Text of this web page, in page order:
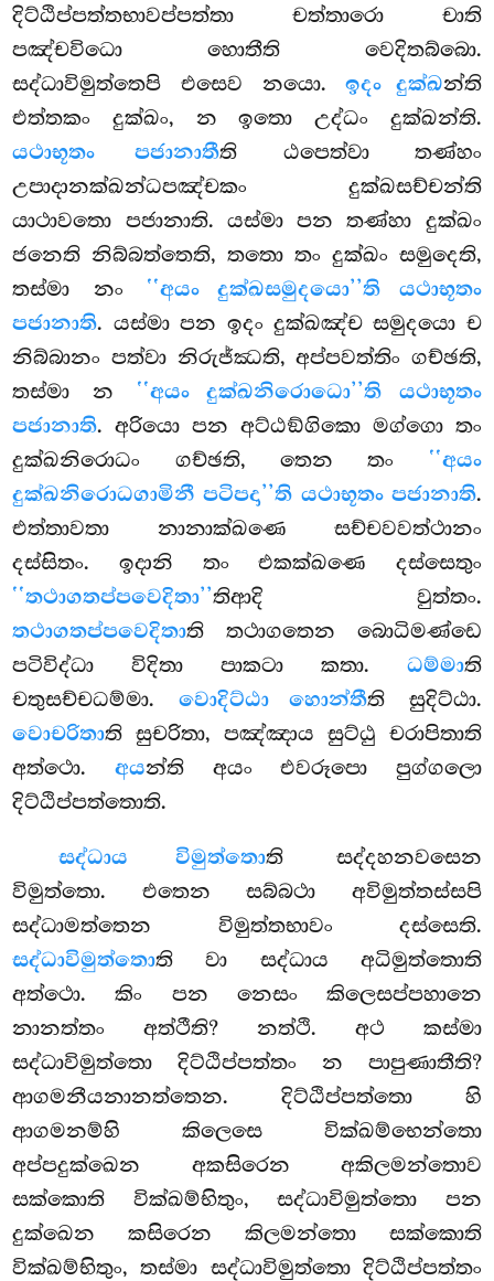
දිට්ඨිප්පත්තභාවප්පත්තා චත්තාරො චාති
පඤ්චවිධො හොතීති වෙදිතබ්බො.
සද්ධාවිමුත්තෙපි එසෙව නයො.ඉදං දුක්ඛන්ති
එත්තකං දුක්ඛං, න ඉතො උද්ධං දුක්ඛන්ති.
යථාභූතං පජානාතීති ඨපෙත්වා තණ්හං
උපාදානක්ඛන්ධපඤ්චකං දුක්ඛසච්චන්ති
යාථාවතො පජානාති. යස්මා පන තණ්හා දුක්ඛං
ජනෙති නිබ්බත්තෙති, තතො තං දුක්ඛං සමුදෙති,
තස්මා නං ‘‘අයං දුක්ඛසමුදයො’’ති යථාභූතං
පජානාති. යස්මා පන ඉදං දුක්ඛඤ්ච සමුදයො ච
නිබ්බානං පත්වා නිරුජ්ඣති, අප්පවත්තිං ගච්ඡති,
තස්මා න ‘‘අයං දුක්ඛනිරොධො’’ති යථාභූතං
පජානාති. අරියො පන අට්ඨඞ්ගිකො මග්ගො තං
දුක්ඛනිරොධං ගච්ඡති, තෙන තං ‘‘අයං
දුක්ඛනිරොධගාමිනී පටිපදා’’ති යථාභූතං පජානාති.
එත්තාවතා නානාක්ඛණෙ සච්චවවත්ථානං
දස්සිතං. ඉදානි තං එකක්ඛණෙ දස්සෙතුං
‘‘තථාගතප්පවෙදිතා’’තිආදි වුත්තං.
තථාගතප්පවෙදිතාති තථාගතෙන බොධිමණ්ඩෙ
පටිවිද්ධා විදිතා පාකටා කතා. ධම්මාති
චතුසච්චධම්මා.වොදිට්ඨා හොන්තීති සුදිට්ඨා.
වොචරිතාති සුචරිතා, පඤ්ඤාය සුට්ඨු චරාපිතාති
අත්ථො. අයන්ති අයං එවරූපො පුග්ගලො
දිට්ඨිප්පත්තොති.
සද්ධාය විමුත්තොති සද්දහනවසෙන
විමුත්තො. එතෙන සබ්බථා අවිමුත්තස්සපි
සද්ධාමත්තෙන විමුත්තභාවං දස්සෙති.
සද්ධාවිමුත්තොති වා සද්ධාය අධිමුත්තොති
අත්ථො. කිං පන නෙසං කිලෙසප්පහානෙ
නානත්තං අත්ථීති? නත්ථි. අථ කස්මා
සද්ධාවිමුත්තො දිට්ඨිප්පත්තං න පාපුණාතීති?
ආගමනීයනානත්තෙන. දිට්ඨිප්පත්තො හි
ආගමනම්හි කිලෙසෙ වික්ඛම්භෙන්තො
අප්පදුක්ඛෙන අකසිරෙන අකිලමන්තොව
සක්කොති වික්ඛම්භිතුං, සද්ධාවිමුත්තො පන
දුක්ඛෙන කසිරෙන කිලමන්තො සක්කොති
වික්ඛම්භිතුං, තස්මා සද්ධාවිමුත්තො දිට්ඨිප්පත්තං